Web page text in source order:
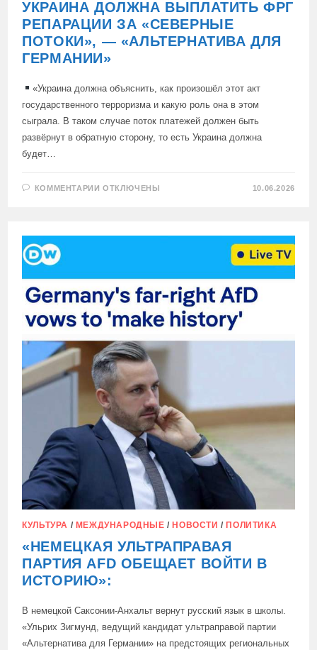
УКРАИНА ДОЛЖНА ВЫПЛАТИТЬ ФРГ
РЕПАРАЦИИ ЗА «СЕВЕРНЫЕ
ПОТОКИ», — «АЛЬТЕРНАТИВА ДЛЯ
ГЕРМАНИИ»
«Украина должна объяснить, как произошёл этот акт
государственного терроризма и какую роль она в этом
сыграла. В таком случае поток платежей должен быть
развёрнут в обратную сторону, то есть Украина должна
будет…
КОММЕНТАРИИ К
ФРГ
—
«АЛЬТЕРНАТИВА
ДЛЯ
ГЕРМАНИИ»
ОТКЛЮЧЕНЫ 10.06.2026
КУЛЬТУРА / МЕЖДУНАРОДНЫЕ / НОВОСТИ / ПОЛИТИКА
«НЕМЕЦКАЯ УЛЬТРАПРАВАЯ
ПАРТИЯ AFD ОБЕЩАЕТ ВОЙТИ В
ИСТОРИЮ»:
В немецкой Саксонии-Анхальт вернут русский язык в школы.
«Ульрих Зигмунд, ведущий кандидат ультраправой партии
«Альтернатива для Германии» на предстоящих региональных